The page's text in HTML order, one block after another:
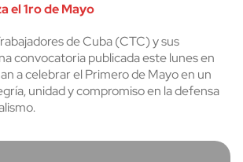
el 1ro de Mayo
de Cuba (CTC) y sus
convocatoria publicada este lunes en
a celebrar el Primero de Mayo en un
unidad y compromiso en la defensa